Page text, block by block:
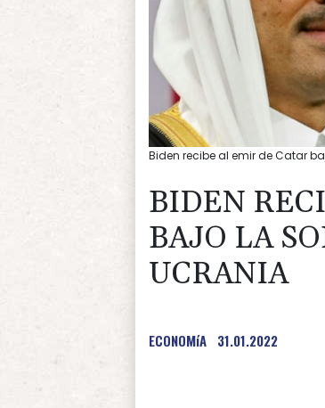
Biden recibe al emir de Catar
BIDEN
BAJO LA
UCRANIA
ECONOMíA 31.01.2022